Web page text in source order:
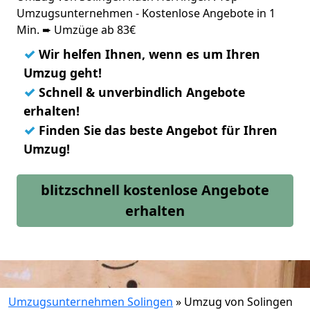
Umzugsunternehmen - Kostenlose Angebote in 1
Min. ➨ Umzüge ab 83€
✓ Wir helfen Ihnen, wenn es um Ihren
Umzug geht!
✓ Schnell & unverbindlich Angebote
erhalten!
✓ Finden Sie das beste Angebot für Ihren
Umzug!
blitzschnell kostenlose Angebote
erhalten
Umzugsunternehmen Solingen » Umzug von Solingen